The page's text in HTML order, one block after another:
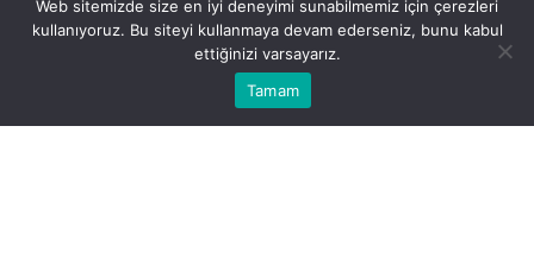
Bu web sitesinde en iyi deneyimi yaşamanızı sağlamak
Hesabım
0
Web sitemizde size en iyi deneyimi sunabilmemiz için çerezleri
kullanıyoruz. Bu siteyi kullanmaya devam ederseniz, bunu kabul
ettiğinizi varsayarız.
Tamam